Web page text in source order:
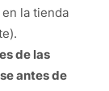
la tienda
de las
antes de